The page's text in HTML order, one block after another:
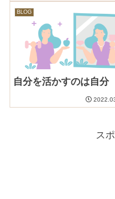
BLOG
自分を活かすのは自分
ス